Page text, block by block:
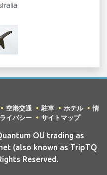
空港交通 駐車 ホテル
情
イバシー サイトマップ
OU trading as
(also known as TripTQ
Reserved.